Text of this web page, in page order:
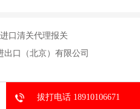
口清关代理报关
出口（北京）有限公司
拔打电话 18910106671